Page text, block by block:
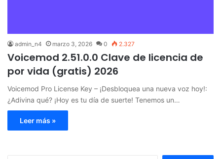
admin_n4 marzo 3, 2026 0 2.327
Voicemod 2.51.0.0 Clave de licencia de
por vida (gratis) 2026
Voicemod Pro License Key – ¡Desbloquea una nueva voz hoy!:
¿Adivina qué? ¡Hoy es tu día de suerte! Tenemos un…
Leer más »